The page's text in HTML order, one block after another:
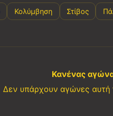
Κολύμβηση Στίβος
Κανένας
Δεν υπάρχουν αγώνες αυτή